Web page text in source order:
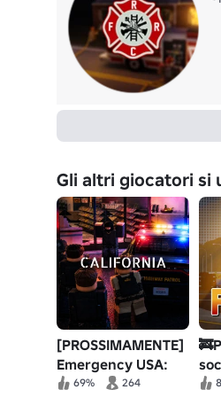
Gli altri giocatori si
[PROSSIMAMENTE]
Emergency USA:
California Roleplay
69% 264